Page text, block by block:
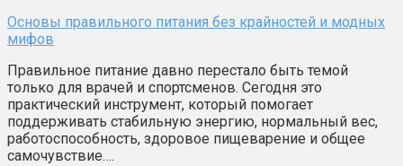
Основы правильного питания без крайностей и модных
мифов
Правильное питание давно перестало быть темой
только для врачей и спортсменов. Сегодня это
практический инструмент, который помогает
поддерживать стабильную энергию, нормальный вес,
работоспособность, здоровое пищеварение и общее
самочувствие….